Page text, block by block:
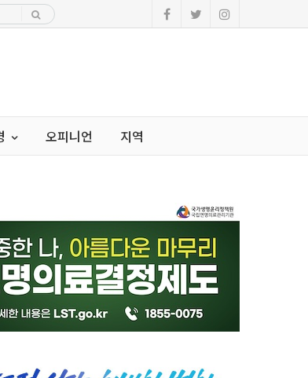
오피니언 지역